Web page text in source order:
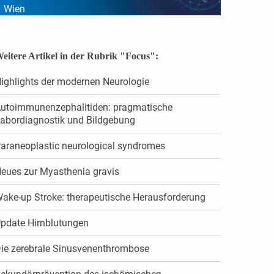
Wien
Artikel in der Rubrik "Focus":
der modernen Neurologie
pragmatische
und Bildgebung
neurological syndromes
zur Myasthenia gravis
up Stroke: therapeutische Herausforderung
Hirnblutungen
zerebrale Sinusvenenthrombose